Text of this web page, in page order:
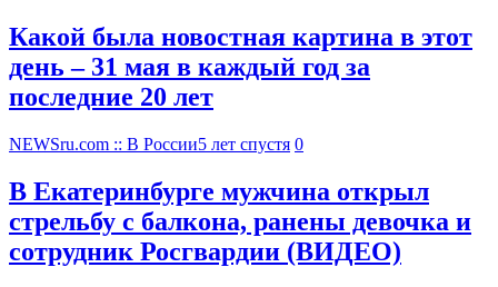
Какой была новостная картина в этот
день – 31 мая в каждый год за
последние 20 лет
NEWSru.com :: В России5 лет спустя 0
В Екатеринбурге мужчина открыл
стрельбу с балкона, ранены девочка и
сотрудник Росгвардии (ВИДЕО)